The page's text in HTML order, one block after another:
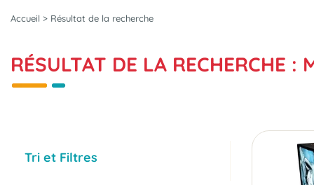
Accueil > Résultat de la recherche
RÉSULTAT DE LA RECHERCHE :
Tri et Filtres